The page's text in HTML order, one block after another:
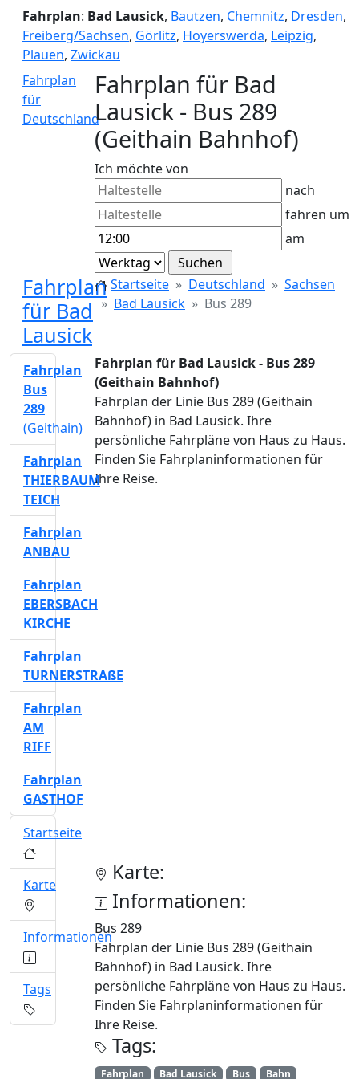
Fahrplan: Bad Lausick, Bautzen, Chemnitz, Dresden,
Freiberg/Sachsen, Görlitz, Hoyerswerda, Leipzig,
Plauen, Zwickau
Fahrplan
für
Deutschland
Fahrplan für Bad
Lausick - Bus 289
(Geithain Bahnhof)
Ich möchte von
nach
fahren um
am
Fahrplan
für Bad
Lausick
Startseite Deutschland
Sachsen
Bad Lausick
Bus 289
Fahrplan für Bad Lausick - Bus 289
(Geithain Bahnhof)
Fahrplan der Linie Bus 289 (Geithain
Bahnhof) in Bad Lausick. Ihre
persönliche Fahrpläne von Haus zu Haus.
Finden Sie Fahrplaninformationen für
Ihre Reise.
Karte:
Informationen:
Bus 289
Fahrplan der Linie Bus 289 (Geithain
Bahnhof) in Bad Lausick. Ihre
persönliche Fahrpläne von Haus zu Haus.
Finden Sie Fahrplaninformationen für
Ihre Reise.
Tags:
Fahrplan Bad Lausick Bus Bahn
Fahrplan
Bus
289
(Geithain)
Fahrplan
THIERBAUM
TEICH
Fahrplan
ANBAU
Fahrplan
EBERSBACH
KIRCHE
Fahrplan
TURNERSTRAßE
Fahrplan
AM
RIFF
Fahrplan
GASTHOF
Startseite
Karte
Informationen
Tags